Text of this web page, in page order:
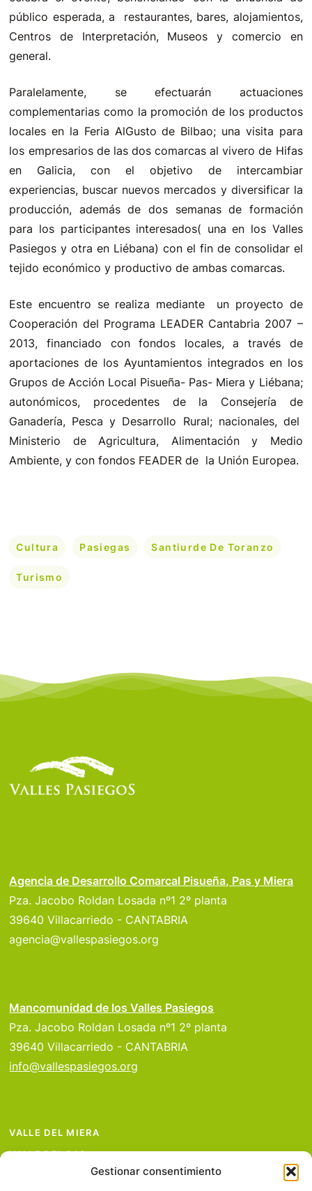
Gestionar consentimiento
público esperada, a restaurantes, bares, alojamientos,
Centros de Interpretación, Museos y comercio en
general.
Paralelamente, se efectuarán actuaciones
complementarias como la promoción de los productos
locales en la Feria AlGusto de Bilbao; una visita para
los empresarios de las dos comarcas al vivero de Hifas
en Galicia, con el objetivo de intercambiar
experiencias, buscar nuevos mercados y diversificar la
producción, además de dos semanas de formación
para los participantes interesados( una en los Valles
Pasiegos y otra en Liébana) con el fin de consolidar el
tejido económico y productivo de ambas comarcas.
Este encuentro se realiza mediante un proyecto de
Cooperación del Programa LEADER Cantabria 2007 –
2013, financiado con fondos locales, a través de
aportaciones de los Ayuntamientos integrados en los
Grupos de Acción Local Pisueña- Pas- Miera y Liébana;
autonómicos, procedentes de la Consejería de
Ganadería, Pesca y Desarrollo Rural; nacionales, del
Ministerio de Agricultura, Alimentación y Medio
Ambiente, y con fondos FEADER de la Unión Europea.
Cultura Pasiegas Santiurde De Toranzo
Turismo
Agencia de Desarrollo Comarcal Pisueña, Pas y Miera
Pza. Jacobo Roldan Losada nº1 2º planta
39640 Villacarriedo - CANTABRIA
agencia@vallespasiegos.org
Mancomunidad de los Valles Pasiegos
Pza. Jacobo Roldan Losada nº1 2º planta
39640 Villacarriedo - CANTABRIA
info@vallespasiegos.org
VALLE DEL MIERA
VALLE DEL PAS
VALLE DEL PISUEÑA